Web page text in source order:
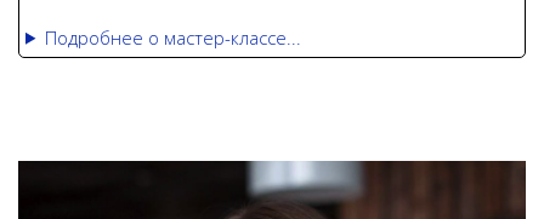
Подробнее о мастер-классе...